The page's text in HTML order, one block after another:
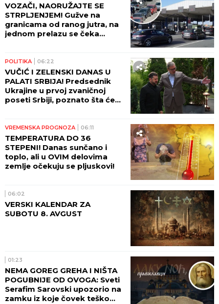
VOZAČI, NAORUŽAJTE SE
STRPLJENJEM! Gužve na
granicama od ranog jutra, na
jednom prelazu se čeka
POLITIKA 06:22
VUČIĆ I ZELENSKI DANAS U
PALATI SRBIJA! Predsednik
Ukrajine u prvoj zvaničnoj
poseti Srbiji, poznato šta će
VREMENSKA PROGNOZA 06:11
TEMPERATURA DO 36
STEPENI! Danas sunčano i
toplo, ali u OVIM delovima
zemlje očekuju se pljuskovi!
06:02
VERSKI KALENDAR ZA
SUBOTU 8. AVGUST
01:23
NEMA GOREG GREHA I NIŠTA
POGUBNIJE OD OVOGA: Sveti
Serafim Sarovski upozorio na
zamku iz koje čovek teško